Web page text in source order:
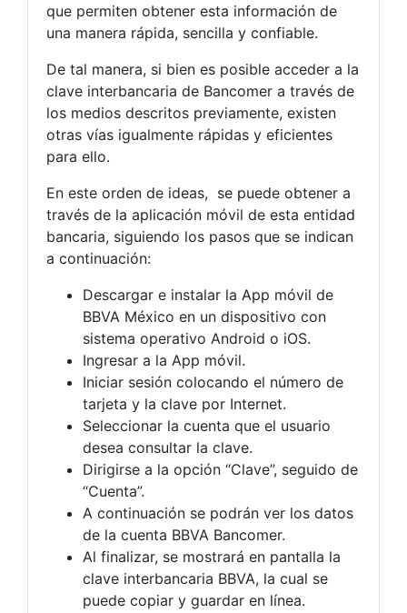
que permiten obtener esta información de
una manera rápida, sencilla y confiable.
De tal manera, si bien es posible acceder a la
clave interbancaria de Bancomer a través de
los medios descritos previamente, existen
otras vías igualmente rápidas y eficientes
para ello.
En este orden de ideas, se puede obtener a
través de la aplicación móvil de esta entidad
bancaria, siguiendo los pasos que se indican
a continuación:
Descargar e instalar la App móvil de
BBVA México en un dispositivo con
sistema operativo Android o iOS.
Ingresar a la App móvil.
Iniciar sesión colocando el número de
tarjeta y la clave por Internet.
Seleccionar la cuenta que el usuario
desea consultar la clave.
Dirigirse a la opción “Clave”, seguido de
“Cuenta”.
A continuación se podrán ver los datos
de la cuenta BBVA Bancomer.
Al finalizar, se mostrará en pantalla la
clave interbancaria BBVA, la cual se
puede copiar y guardar en línea.